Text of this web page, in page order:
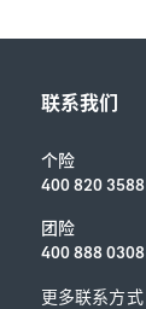
联系我们
个险
400 820 3588
团险
400 888 0308
更多联系方式